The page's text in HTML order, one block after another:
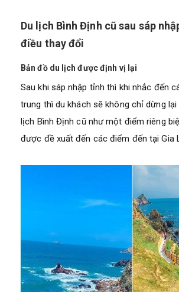
Du lịch Bình Định cũ sau sáp
điều thay đổi
Bản đồ du lịch được định vị lại
Sau khi sáp nhập tỉnh thì khi nhắc đến
trung thì du khách sẽ không chỉ dừng
lịch Bình Định cũ như một điểm riêng
được đề xuất đến các điểm đến tại Gia